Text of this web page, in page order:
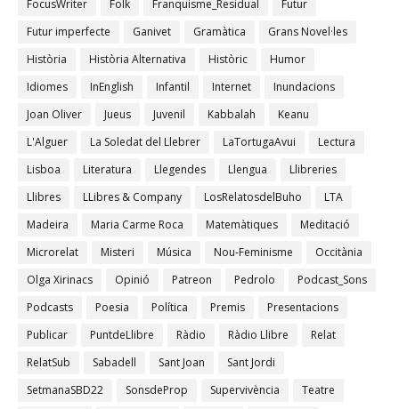
FocusWriter Folk Franquisme_Residual
Futur
Futur imperfecte
Ganivet Gramàtica
Grans Novel·les
Història
Història Alternativa Històric
Humor
Idiomes
InEnglish Infantil Internet
Inundacions
Joan Oliver
Jueus Juvenil Kabbalah
Keanu
L'Alguer
La Soledat del Llebrer LaTortugaAvui
Lectura
Lisboa
Literatura Llegendes Llengua
Llibreries
Llibres
LLibres & Company LosRelatosdelBuho
LTA
Madeira
Maria Carme Roca Matemàtiques
Meditació
Microrelat
Misteri Música Nou-Feminisme
Occitània
Olga Xirinacs
Opinió Patreon Pedrolo
Podcast_Sons
Podcasts
Poesia Política Premis
Presentacions
Publicar
PuntdeLlibre Ràdio Ràdio Llibre
Relat
RelatSub
Sabadell Sant Joan
Sant Jordi
SetmanaSBD22
SonsdeProp Supervivència
Teatre